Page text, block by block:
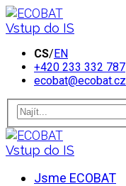
Vstup do IS
CS/EN
+420 233 332 787
ecobat@ecobat.cz
Vstup do IS
Jsme ECOBAT